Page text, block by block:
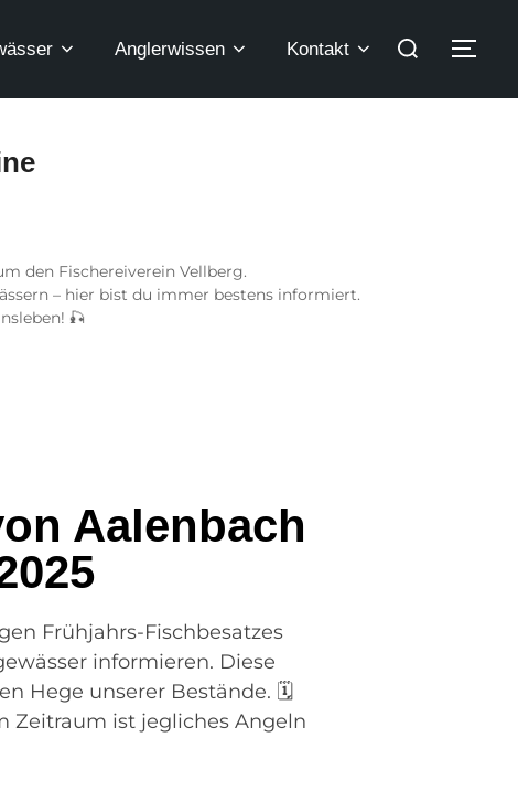
Anglerwissen Kontakt
den Fischereiverein Vellberg.
– hier bist du immer bestens informiert.
🎣
Aalenbach
Frühjahrs-Fischbesatzes
informieren. Diese
Hege unserer Bestände. 🗓️
Zeitraum ist jegliches Angeln